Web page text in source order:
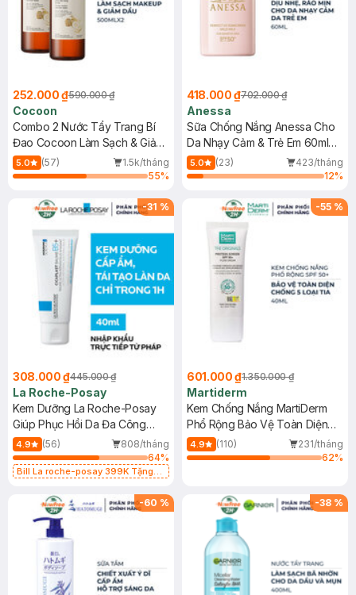
252.000 ₫590.000 ₫
Cocoon
Combo 2 Nước Tẩy Trang Bí
Đao Cocoon Làm Sạch & Giảm
Dầu 500ml
5.0 (57)
1.5k/tháng
55%
418.000 ₫702.000 ₫
Anessa
Sữa Chống Nắng Anessa Cho
Da Nhạy Cảm & Trẻ Em 60ml
(Mới)
5.0 (23)
423/tháng
12%
-31 %
308.000 ₫445.000 ₫
La Roche-Posay
Kem Dưỡng La Roche-Posay
Giúp Phục Hồi Da Đa Công
Dụng 40ml
4.9 (56)
808/tháng
64%
Bill La roche-posay 399K Tặng
(SL có hạn)
-55 %
601.000 ₫1.350.000 ₫
Martiderm
Kem Chống Nắng MartiDerm
Phổ Rộng Bảo Vệ Toàn Diện
40ml
4.9 (110)
231/tháng
62%
-60 % -38 %